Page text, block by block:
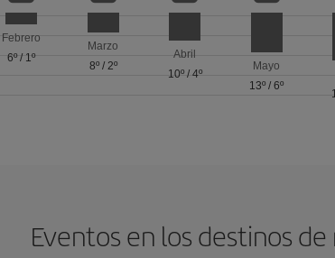
Febrero
6º/ 1º
Marzo
8º/ 2º
Abril
10º/ 4º
Mayo
13º /6º
Eventos en los destinos